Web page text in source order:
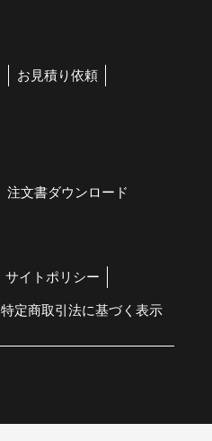
お見積り依頼
注文書ダウンロード
サイトポリシー
特定商取引法に基づく表示